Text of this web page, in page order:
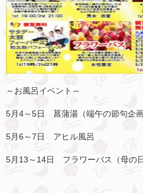
～お風呂イベント～
5月4～5日 菖蒲湯（端午の節句企画
5月6～7日 アヒル風呂
5月13～14日 フラワーバス（母の日